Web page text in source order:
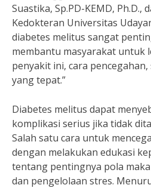
Suastika, Sp.PD-KEMD, Ph.D.,
Kedokteran Universitas
diabetes melitus sangat
membantu masyarakat untuk
penyakit ini, cara
yang tepat.”
Diabetes melitus dapat
komplikasi serius jika tidak
Salah satu cara untuk
dengan melakukan edukasi
tentang pentingnya pola
dan pengelolaan stres.